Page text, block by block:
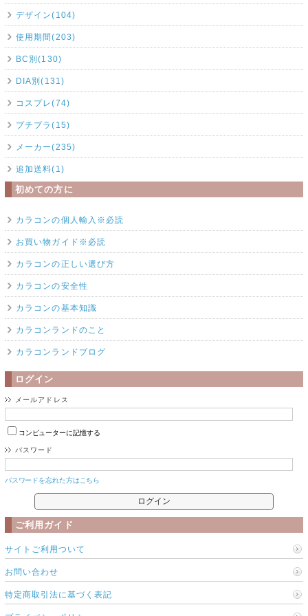
デザイン(104)
使用期間(203)
BC別(130)
DIA別(131)
コスプレ(74)
プチプラ(15)
メーカー(235)
追加送料(1)
初めての方に
カラコンの個人輸入※必読
お買い物ガイド※必読
カラコンの正しい選び方
カラコンの安全性
カラコンの基本知識
カラコンランドのこと
カラコンランドブログ
ログイン
メールアドレス
コンピューターに記憶する
パスワード
パスワードを忘れた方はこちら
ご利用ガイド
サイトご利用ついて
お問い合わせ
特定商取引法に基づく表記